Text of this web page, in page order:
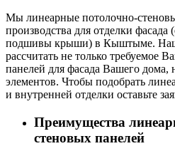
Мы линеарные потолочно-
производства для отделки
подшивы крыши) в Кыштыме.
рассчитать не только требуемое
панелей для фасада Вашего дома,
элементов. Чтобы подобрать
и внутренней отделки оставьте
Преимущества
стеновых панелей